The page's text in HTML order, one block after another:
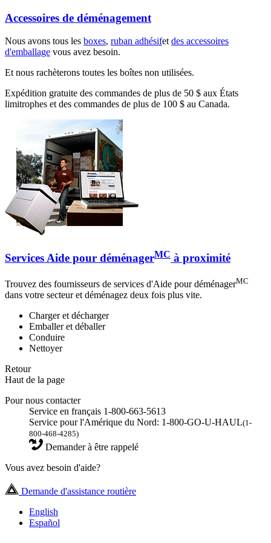
Accessoires de déménagement
Nous avons tous les boxes, ruban adhésifetdes accessoires
d'emballage vous avez besoin.
Et nous rachèterons toutes les boîtes non utilisées.
Expédition gratuite des commandes de plus de 50 $ aux États
limitrophes et des commandes de plus de 100 $ au Canada.
Services Aide pour déménagerMC à proximité
Trouvez des fournisseurs de services d'Aide pour déménagerMC
dans votre secteur et déménagez deux fois plus vite.
Charger et décharger
Emballer et déballer
Conduire
Nettoyer
Retour
Haut de la page
Pour nous contacter
Service en français 1-800-663-5613
Service pour l'Amérique du Nord: 1-800-GO-U-HAUL(1-
800-468-4285)
Demander à être rappelé
Vous avez besoin d'aide?
Demande d'assistance routière
English
Español